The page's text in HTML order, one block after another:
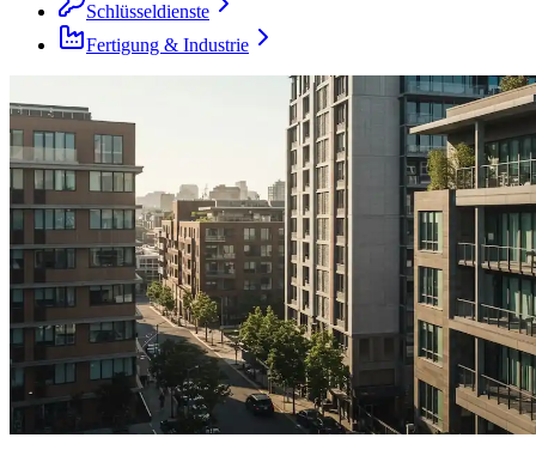
Schlüsseldienste
Fertigung & Industrie